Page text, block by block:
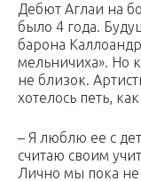
Дебют Аглаи на
было 4 года.
барона
мельничиха». Но
не близок.
хотелось петь,
– Я люблю ее с
считаю своим
Лично мы пока